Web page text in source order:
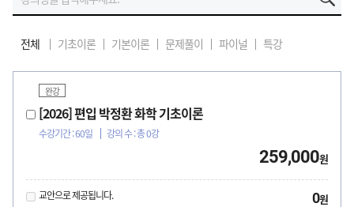
전체 기초이론 기본이론 문제풀이 파이널 특강
완강
[2026] 편입 박정환 화학 기초이론
수강기간 : 60일 강의 수 : 총 0강
259,000원
교안으로 제공됩니다. 0원